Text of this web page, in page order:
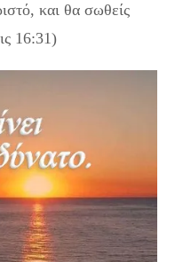
και θα σωθείς
16:31)